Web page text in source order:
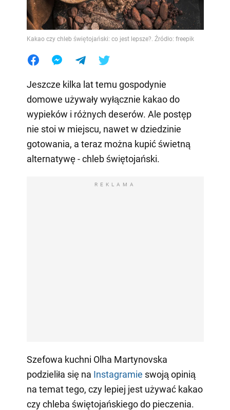
Kakao czy chleb świętojański: co jest lepsze?. Źródło: freepik
Jeszcze kilka lat temu gospodynie
domowe używały wyłącznie kakao do
wypieków i różnych deserów. Ale postęp
nie stoi w miejscu, nawet w dziedzinie
gotowania, a teraz można kupić świetną
alternatywę - chleb świętojański.
REKLAMA
Szefowa kuchni Olha Martynovska
podzieliła się na Instagramie swoją opinią
na temat tego, czy lepiej jest używać kakao
czy chleba świętojańskiego do pieczenia.